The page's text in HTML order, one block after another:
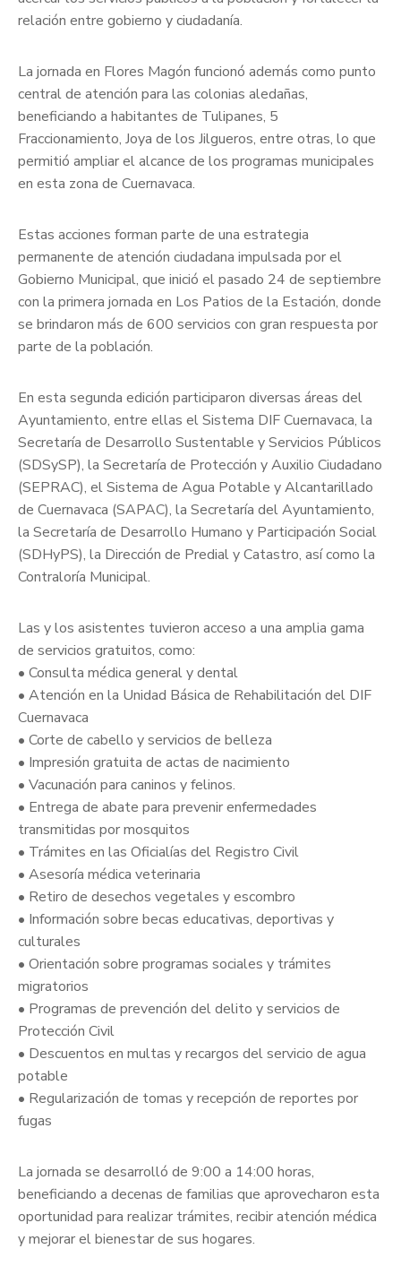
relación entre gobierno y ciudadanía.
La jornada en Flores Magón funcionó además como punto
central de atención para las colonias aledañas,
beneficiando a habitantes de Tulipanes, 5
Fraccionamiento, Joya de los Jilgueros, entre otras, lo que
permitió ampliar el alcance de los programas municipales
en esta zona de Cuernavaca.
Estas acciones forman parte de una estrategia
permanente de atención ciudadana impulsada por el
Gobierno Municipal, que inició el pasado 24 de septiembre
con la primera jornada en Los Patios de la Estación, donde
se brindaron más de 600 servicios con gran respuesta por
parte de la población.
En esta segunda edición participaron diversas áreas del
Ayuntamiento, entre ellas el Sistema DIF Cuernavaca, la
Secretaría de Desarrollo Sustentable y Servicios Públicos
(SDSySP), la Secretaría de Protección y Auxilio Ciudadano
(SEPRAC), el Sistema de Agua Potable y Alcantarillado
de Cuernavaca (SAPAC), la Secretaría del Ayuntamiento,
la Secretaría de Desarrollo Humano y Participación Social
(SDHyPS), la Dirección de Predial y Catastro, así como la
Contraloría Municipal.
Las y los asistentes tuvieron acceso a una amplia gama
de servicios gratuitos, como:
• Consulta médica general y dental
• Atención en la Unidad Básica de Rehabilitación del DIF
Cuernavaca
• Corte de cabello y servicios de belleza
• Impresión gratuita de actas de nacimiento
• Vacunación para caninos y felinos.
• Entrega de abate para prevenir enfermedades
transmitidas por mosquitos
• Trámites en las Oficialías del Registro Civil
• Asesoría médica veterinaria
• Retiro de desechos vegetales y escombro
• Información sobre becas educativas, deportivas y
culturales
• Orientación sobre programas sociales y trámites
migratorios
• Programas de prevención del delito y servicios de
Protección Civil
• Descuentos en multas y recargos del servicio de agua
potable
• Regularización de tomas y recepción de reportes por
fugas
La jornada se desarrolló de 9:00 a 14:00 horas,
beneficiando a decenas de familias que aprovecharon esta
oportunidad para realizar trámites, recibir atención médica
y mejorar el bienestar de sus hogares.